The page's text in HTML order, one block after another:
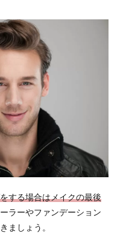
する場合はメイクの最後
ラーやファンデーション
ましょう。